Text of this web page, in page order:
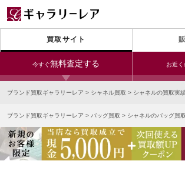
買取サイト
今すぐ無料査定する お近く
24時間受付（対応時間10:00～
宅配買取を申し込む
無料の宅配キットをお届けし
銀座本店 青山表参道店
小田急新宿店 LAB東京
ブランド買取ギャラリーレア > シャネル買取 > シャネルの買取実
ブランド買取ギャラリーレア > バッグ買取 > シャネルのバッグ買取